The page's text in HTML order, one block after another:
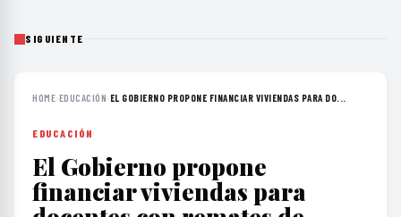
SIGUIENTE
HOME›EDUCACIÓN› EL GOBIERNO PROPONE FINANCIAR VIVIENDAS PARA DO...
EDUCACIÓN
El Gobierno propone
financiar viviendas para